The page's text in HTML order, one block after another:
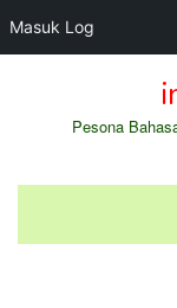
Masuk Log
Pesona